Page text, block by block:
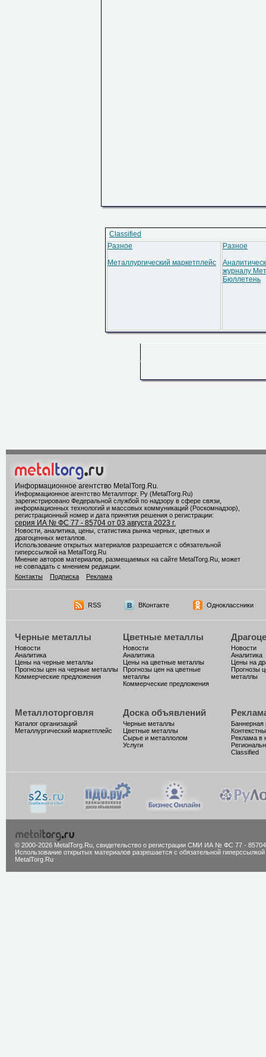
Classified
Разное
Металлургический маркетплейс
Разное
журналу
Бюллетень
Информационное агентство MetalTorg.Ru
Информационное агентство Металлторг. Ру (MetalTorg.Ru)
зарегистрировано Федеральной службой по надзору в сфере связи,
информационных технологий и массовых коммуникаций (Роскомнадзор),
регистрационный номер и дата принятия решения о регистрации:
серия ИА № ФС 77 - 85704 от 03 августа 2023 г.
Новости, аналитика, цены, статистика рынка черных, цветных и
драгоценных металлов.
Использование открытых материалов разрешается с обязательной
гиперссылкой на MetalTorg.Ru
Мнение авторов материалов, размещаемых на сайте MetalTorg.Ru, может
не совпадать с мнением редакции.
Контакты
Подписка Реклама
RSS ВКонтакте Одноклассники
Черные металлы
Новости
Аналитика
Цены на черные металлы
Прогнозы цен на черные металлы
Коммерческие предложения
Цветные металлы
Новости
Аналитика
Цены на цветные металлы
Прогнозы цен на цветные
металлы
Коммерческие предложения
Новости
Аналитика
Цены на
Прогнозы
металлы
Металлоторговля
Каталог организаций
Металлургический маркетплейс
Доска объявлений
Черные металлы
Цветные металлы
Сырье и металлолом
Услуги
Баннерная
Реклама в
Classified
© 2000-2026 MetalTorg.Ru, cвидетельство о регистрации СМИ ИА № ФС 77 - 85704
Использование открытых материалов разрешается с обязательной гиперссылкой
MetalTorg.Ru